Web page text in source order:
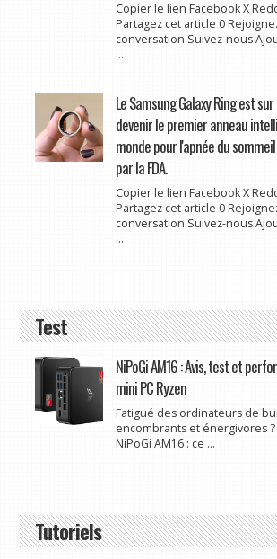
Copier le lien Facebook X
Partagez cet article 0
conversation Suivez-nous
...
Le Samsung Galaxy Ring est
devenir le premier anneau
monde pour l'apnée du
par la FDA.
Copier le lien Facebook X
Partagez cet article 0
conversation Suivez-nous
...
Test
NiPoGi AM16 : Avis, test et
mini PC Ryzen
Fatigué des ordinateurs de
encombrants et énergivores ?
NiPoGi AM16 : ce ...
Tutoriels